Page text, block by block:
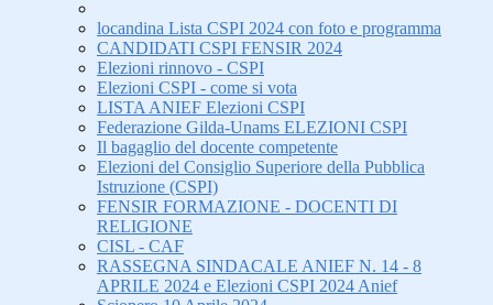
locandina Lista CSPI 2024 con foto e programma
CANDIDATI CSPI FENSIR 2024
Elezioni rinnovo - CSPI
Elezioni CSPI - come si vota
LISTA ANIEF Elezioni CSPI
Federazione Gilda-Unams ELEZIONI CSPI
Il bagaglio del docente competente
Elezioni del Consiglio Superiore della Pubblica
Istruzione (CSPI)
FENSIR FORMAZIONE - DOCENTI DI
RELIGIONE
CISL - CAF
RASSEGNA SINDACALE ANIEF N. 14 - 8
APRILE 2024 e Elezioni CSPI 2024 Anief